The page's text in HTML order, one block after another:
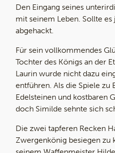
Den Eingang seines
mit seinem Leben. Sollte
abgehackt.
Für sein vollkommendes
Tochter des Königs an der
Laurin wurde nicht dazu
entführen. Als die Spiele
Edelsteinen und kostbaren
doch Similde sehnte sich
Die zwei tapferen Recken
Zwergenkönig besiegen zu